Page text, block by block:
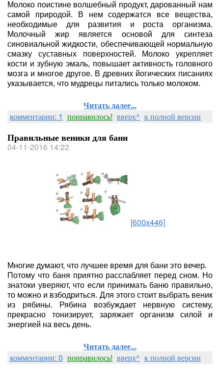
Молоко поистине волшебный продукт, дарованный нам
самой природой. В нем содержатся все вещества,
необходимые для развития и роста организма.
Молочный жир является основой для синтеза
синовиальной жидкости, обеспечивающей нормальную
смазку суставных поверхностей. Молоко укрепляет
кости и зубную эмаль, повышает активность головного
мозга и многое другое. В древних йогических писаниях
указывается, что мудрецы питались только молоком.
Читать далее...
комментарии: 1 понравилось! вверх^ к полной версии
Правильные веники для бани
04-11-2016 14:22
[600x446]
Многие думают, что лучшее время для бани это вечер.
Потому что баня приятно расслабляет перед сном. Но
знатоки уверяют, что если принимать баню правильно,
то можно и взбодриться. Для этого стоит выбрать веник
из рябины. Рябина возбуждает нервную систему,
прекрасно тонизирует, заряжает организм силой и
энергией на весь день.
Читать далее...
комментарии: 0 понравилось! вверх^ к полной версии